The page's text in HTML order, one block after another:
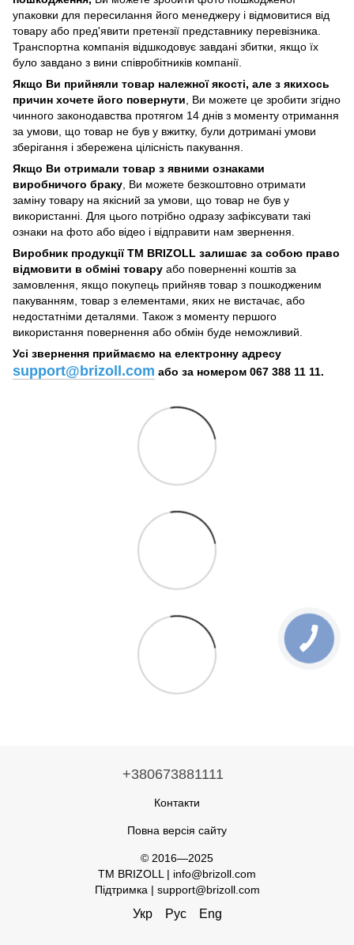
упаковки для пересилання його менеджеру і відмовитися від
товару або пред'явити претензії представнику перевізника.
Транспортна компанія відшкодовує завдані збитки, якщо їх
було завдано з вини співробітників компанії.
Якщо Ви прийняли товар належної якості, але з якихось
причин хочете його повернути, Ви можете це зробити згідно
чинного законодавства протягом 14 днів з моменту отримання
за умови, що товар не був у вжитку, були дотримані умови
зберігання і збережена цілісність пакування.
Якщо Ви отримали товар з явними ознаками
виробничого браку, Ви можете безкоштовно отримати
заміну товару на якісний за умови, що товар не був у
використанні. Для цього потрібно одразу зафіксувати такі
ознаки на фото або відео і відправити нам звернення.
Виробник продукції ТМ BRIZOLL залишає за собою право
відмовити в обміні товару або поверненні коштів за
замовлення, якщо покупець прийняв товар з пошкодженим
пакуванням, товар з елементами, яких не вистачає, або
недостатніми деталями. Також з моменту першого
використання повернення або обмін буде неможливий.
Усі звернення приймаємо на електронну адресу
support@brizoll.com або за номером 067 388 11 11.
+380673881111
Контакти
Повна версія сайту
© 2016—2025
TM BRIZOLL | info@brizoll.com
Підтримка | support@brizoll.com
Укр Рус Eng